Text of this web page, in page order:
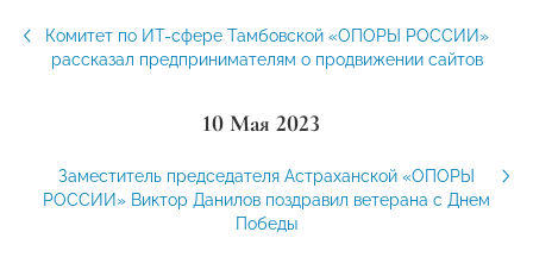
Комитет по ИТ-сфере Тамбовской «ОПОРЫ РОССИИ»
рассказал предпринимателям о продвижении сайтов
10 Мая 2023
Заместитель председателя Астраханской «ОПОРЫ
РОССИИ» Виктор Данилов поздравил ветерана с Днем
Победы